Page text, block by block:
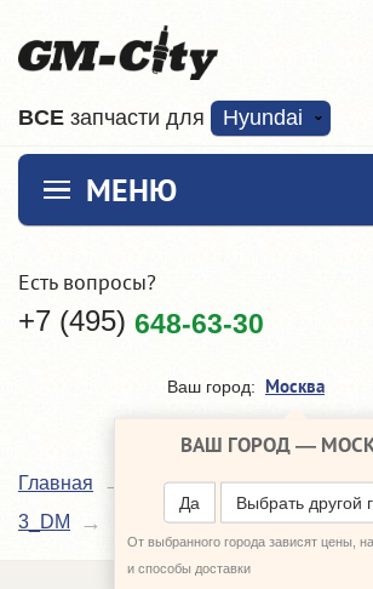
ВCE запчасти для Hyundai
МЕНЮ
Есть вопросы?
+7 (495) 648-63-30
Ваш город: Москва
ВАШ ГОРОД —
Да Выбрать другой
От выбранного города зависят цены,
и способы доставки
Главная Каталог
Hyundai
3_DM
Кузовные детали